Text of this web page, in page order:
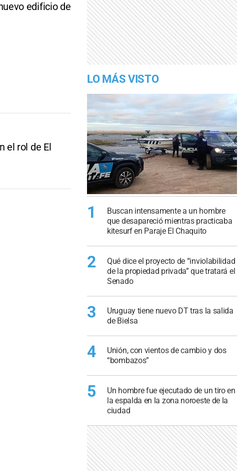
edificio de
el rol de El
LO MÁS VISTO
1
Buscan intensamente a un hombre
que desapareció mientras practicaba
kitesurf en Paraje El Chaquito
2
Qué dice el proyecto de “inviolabilidad
de la propiedad privada” que tratará el
Senado
3
Uruguay tiene nuevo DT tras la salida
de Bielsa
4
Unión, con vientos de cambio y dos
“bombazos”
5
Un hombre fue ejecutado de un tiro en
la espalda en la zona noroeste de la
ciudad